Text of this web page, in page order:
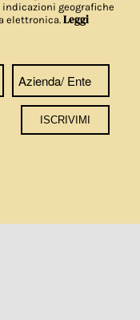
indicazioni geografiche
elettronica.Leggi